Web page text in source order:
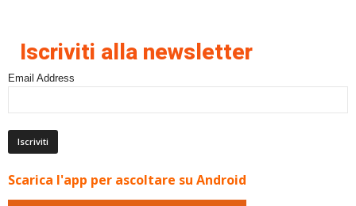
Iscriviti alla newsletter
Email Address
Scarica l'app per ascoltare su Android